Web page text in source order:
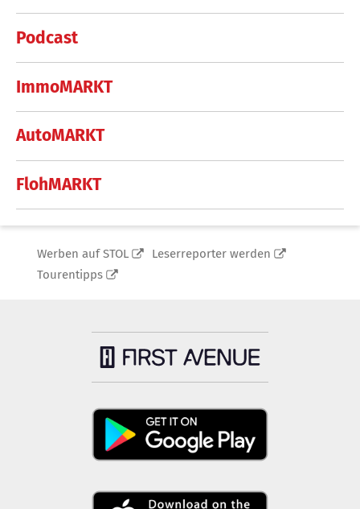
Podcast
ImmoMARKT
AutoMARKT
FlohMARKT
Werben auf STOL
Leserreporter werden
Tourentipps